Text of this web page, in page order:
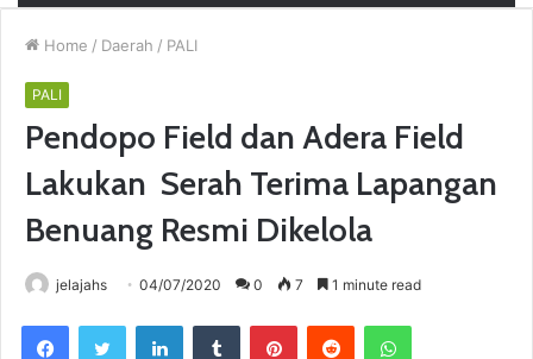
Home / Daerah / PALI
PALI
Pendopo Field dan Adera Field
Lakukan Serah Terima Lapangan
Benuang Resmi Dikelola
jelajahs 04/07/2020 0 7 1 minute read